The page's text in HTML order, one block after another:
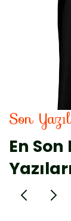
Son
En